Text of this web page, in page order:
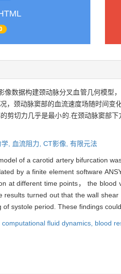
像数据构建颈动脉分叉血管几何模型
，颈动脉窦部的血流速度场随时间
剪切力几乎是最小的.在颈动脉窦部
, 血流阻力, CT影像, 有限元法
of a carotid artery bifurcation
by a finite element software
at different time points， the
results turned out that the wall
of systole period. These findings
computational fluid dynamics, blood